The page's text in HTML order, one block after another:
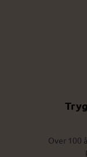
Over 100